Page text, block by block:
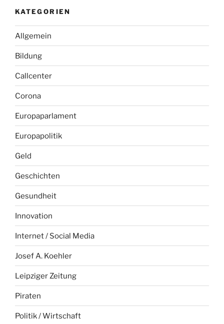
KATEGORIEN
Allgemein
Bildung
Callcenter
Corona
Europaparlament
Europapolitik
Geld
Geschichten
Gesundheit
Innovation
Internet / Social Media
Josef A. Koehler
Leipziger Zeitung
Piraten
Politik / Wirtschaft